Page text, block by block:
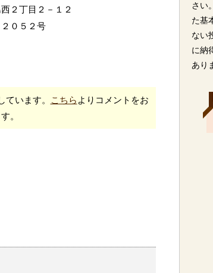
２丁目２－１２
０５２号
います。 こちら よりコメントをお
。
さい
た基
ない
に納
あり